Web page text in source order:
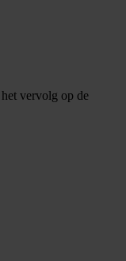
vervolg op de